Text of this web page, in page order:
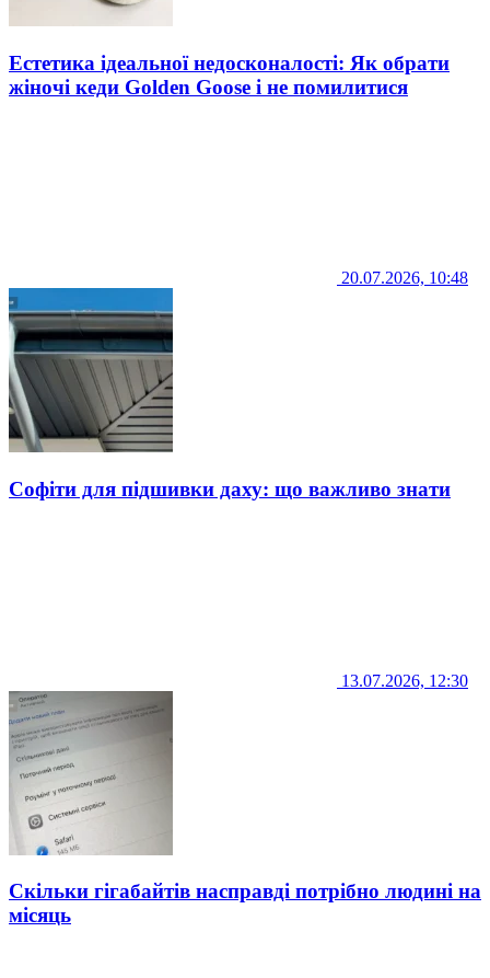
Естетика ідеальної недосконалості: Як обрати
жіночі кеди Golden Goose і не помилитися
20.07.2026, 10:48
Софіти для підшивки даху: що важливо знати
13.07.2026, 12:30
Скільки гігабайтів насправді потрібно людині на
місяць